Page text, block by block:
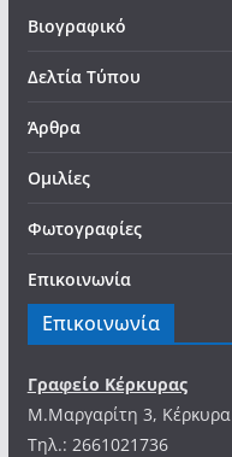
Βιογραφικό
Δελτία Τύπου
Άρθρα
Ομιλίες
Φωτογραφίες
Επικοινωνία
Επικοινωνία
Γραφείο Κέρκυρας
Μ.Μαργαρίτη 3, Κέρκυρα
Tηλ.: 2661021736